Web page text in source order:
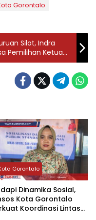
Gorontalo
Silat, Indra
Pemilihan Ketua
Gorontalo
Dinamika Sosial,
Kota Gorontalo
Koordinasi Lintas